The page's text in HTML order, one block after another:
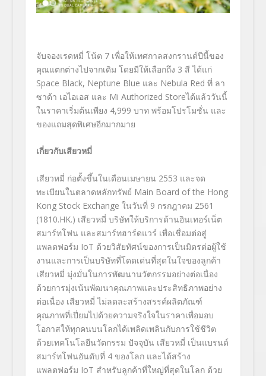
จับจองเรดหมี่ โน้ต 7 เพื่อให้เทศกาลสงกรานต์ปีนี้ของ
คุณแตกต่างไปจากเดิม โดยมีให้เลือกถึง 3 สี ได้แก่
Space Black, Neptune Blue และ Nebula Red ที่ ลา
ซาด้า เอไอเอส และ Mi Authorized Storeได้แล้ววันนี้
ในราคาเริ่มต้นเพียง 4,999 บาท พร้อมโปรโมชั่น และ
ของแถมสุดพิเศษอีกมากมาย
เกี่ยวกับเสียวหมี่
เสียวหมี่ ก่อตั้งขึ้นในเดือนเมษายน 2553 และจด
ทะเบียนในตลาดหลักทรัพย์ Main Board of the Hong
Kong Stock Exchange ในวันที่ 9 กรกฎาคม 2561
(1810.HK.) เสียวหมี่ บริษัทให้บริการด้านอินเทอร์เน็ต
สมาร์ทโฟน และสมาร์ทฮาร์ดแวร์ เพื่อเชื่อมต่อสู่
แพลตฟอร์ม IoT ด้วยวิสัยทัศน์ของการเป็นมิตรต่อผู้ใช้
งานและการเป็นบริษัทที่โดดเด่นที่สุดในใจของลูกค้า
เสียวหมี่ มุ่งมั่นในการพัฒนานวัตกรรมอย่างต่อเนื่อง
ด้วยการมุ่งเน้นพัฒนาคุณภาพและประสิทธิภาพอย่าง
ต่อเนื่อง เสียวหมี่ ไม่ลดละสร้างสรรค์ผลิตภัณฑ์
คุณภาพที่เปี่ยมไปด้วยความจริงใจในราคาเพื่อมอบ
โอกาสให้ทุกคนบนโลกได้เพลิดเพลินกับการใช้ชีวิต
ด้วยเทคโนโลยีนวัตกรรม ปัจจุบัน เสียวหมี่ เป็นแบรนด์
สมาร์ทโฟนอันดับที่ 4 ของโลก และได้สร้าง
แพลตฟอร์ม IoT สำหรับลูกค้าที่ใหญ่ที่สุดในโลก ด้วย